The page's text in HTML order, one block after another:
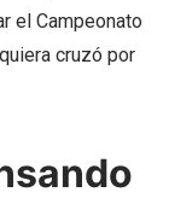
el Campeonato
cruzó por